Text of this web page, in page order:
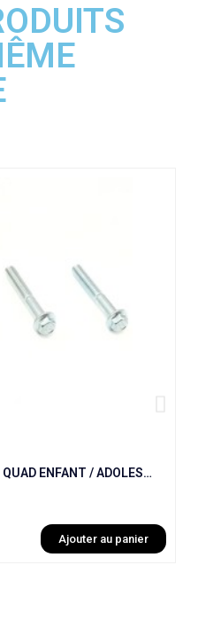
VIS DE PONTET DE GUIDON QUAD ENFANT / ADOLESCENT / ADULTE (X4 )
Ajouter au panier